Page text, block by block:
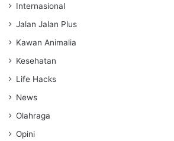
Internasional
Jalan Jalan Plus
Kawan Animalia
Kesehatan
Life Hacks
News
Olahraga
Opini